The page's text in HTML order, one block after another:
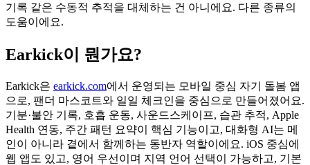
기록 같은 수동적 추적을 대체하는 건 아니에요. 다른 종류의
도움이에요.
Earkick이 뭔가요?
Earkick은 earkick.com에서 운영되는 모바일 중심 자기 돌봄 앱
으로, 팬더 마스코트와 일일 체크인을 중심으로 만들어졌어요.
기분·불안 기록, 호흡 운동, 사운드스케이프, 습관 추적, Apple
Health 연동, 주간 패턴 요약이 핵심 기능이고, 대화형 AI는 메
인이 아니라 곁에서 함께하는 동반자 역할이에요. iOS 중심에
웹 앱도 있고, 영어 우선이며 지역 언어 선택이 가능하고, 기본